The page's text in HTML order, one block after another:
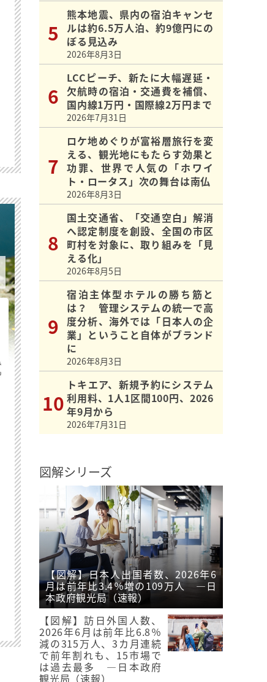
熊本地震、県内の宿泊キャンセ
ルは約6.5万人泊、約9億円にの
ぼる見込み
2026年8月3日
LCCピーチ、新たに大幅遅延・
欠航時の宿泊・交通費を補償、
国内線1万円・国際線2万円まで
2026年7月31日
ロケ地めぐりが富裕層旅行を変
える、観光地にもたらす効果と
功罪、世界で人気の「ホワイ
ト・ロータス」次の舞台は南仏
2026年8月3日
国土交通省、「交通空白」解消
へ認定制度を創設、全国の市区
町村を対象に、取り組みを「見
える化」
2026年8月5日
宿泊主体型ホテルの勝ち筋と
は？ 管理システムの統一で高
度分析、海外では「日本人の企
業」ということ自体がブランド
に
2026年8月3日
トキエア、新規予約にシステム
利用料、1人1区間100円、2026
年9月から
2026年7月31日
図解シリーズ
【図解】日本人出国者数、2026年6
月は前年比3.4％増の109万人 ―日
本政府観光局（速報）
【図解】訪日外国人数、
2026年6月は前年比6.8％
減の315万人、3カ月連続
で前年割れも、15市場で
は過去最多 ―日本政府
観光局（速報）